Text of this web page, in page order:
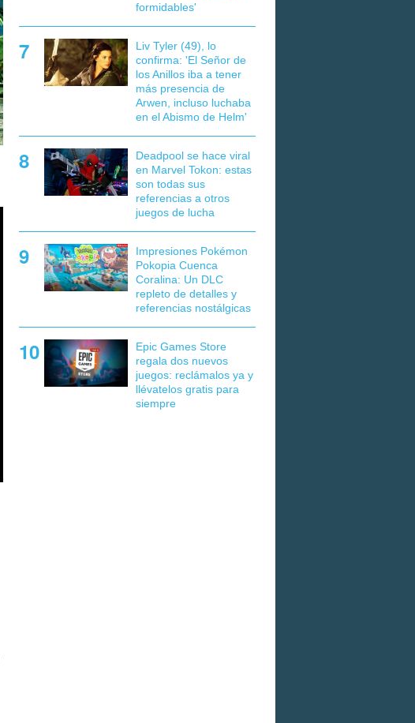
formidables'
Liv Tyler (49), lo
confirma: 'El Señor de
los Anillos iba a tener
más presencia de
Arwen, incluso luchaba
en el Abismo de Helm'
Deadpool se hace viral
en Marvel Tokon: estas
son todas sus
referencias a otros
juegos de lucha
Impresiones Pokémon
Pokopia Cuenca
Coralina: Un DLC
repleto de detalles y
referencias nostálgicas
Epic Games Store
regala dos nuevos
juegos: reclámalos ya y
llévatelos gratis para
siempre